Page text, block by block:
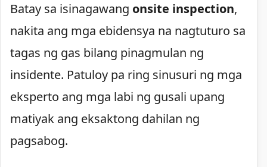
Batay sa isinagawang onsite inspection,
nakita ang mga ebidensya na nagtuturo sa
tagas ng gas bilang pinagmulan ng
insidente. Patuloy pa ring sinusuri ng mga
eksperto ang mga labi ng gusali upang
matiyak ang eksaktong dahilan ng
pagsabog.